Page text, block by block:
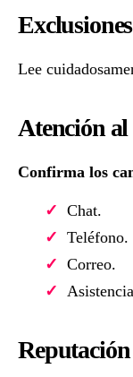
Exclusiones
Lee
Atención al
Confirma los
Chat.
Teléfono.
Correo.
Reputación